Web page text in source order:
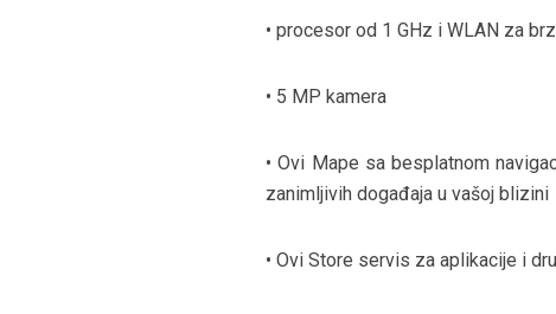
• procesor od 1 GHz i WLAN za
• 5 MP kamera
• Ovi Mape sa besplatnom
zanimljivih događaja u vašoj blizini
• Ovi Store servis za aplikacije i